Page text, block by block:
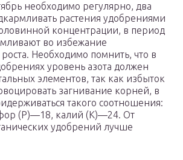
необходимо регулярно, два
растения удобрениями
концентрации, в период
во избежание
Необходимо помнить, что в
уровень азота должен
элементов, так как избыток
загнивание корней, в
такого соотношения:
(P)—18, калий (K)—24. От
удобрений лучше